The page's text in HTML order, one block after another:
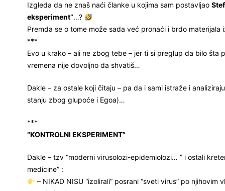
Izgleda da ne znaš naći članke u kojima sam postavljao
eksperiment”…?
Premda se o tome može sada već pronaći i brdo
***
Evo u krako – ali ne zbog tebe – jer ti si preglup da bilo šta
vremena nije dovoljno da shvatiš…
Dakle – za ostale koji čitaju – pa da i sami istraže i
stanju zbog glupoće i Egoa)…
***
“KONTROLNI EKSPERIMENT”
Dakle – tzv “moderni virusolozi-epidemiolozi… ” i ostali
medicine” :
– NIKAD NISU “izolirali” posrani “sveti virus” po